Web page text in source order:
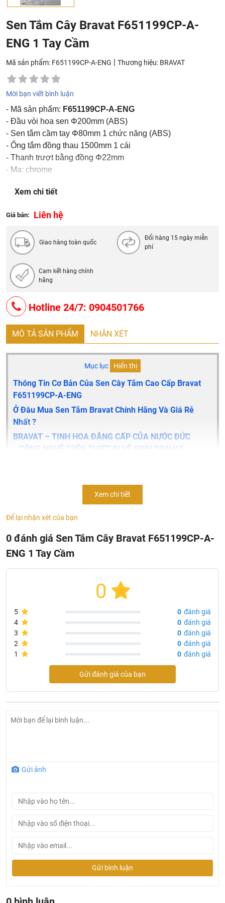
Sen Tắm Cây Bravat F651199CP-A-
ENG 1 Tay Cầm
Mã sản phẩm: F651199CP-A-ENG | Thương hiệu: BRAVAT
Mời bạn viết bình luận
- Mã sản phẩm: F651199CP-A-ENG
- Đầu vòi hoa sen Φ200mm (ABS)
- Sen tắm cầm tay Φ80mm 1 chức năng (ABS)
- Ống tắm đồng thau 1500mm 1 cái
- Thanh trượt bằng đồng Φ22mm
- Mạ: chrome
- Thương hiệu: Bravat
Xem chi tiết
Giá bán: Liên hệ
Giao hàng toàn quốc
Đổi hàng 15 ngày miễn
phí
Cam kết hàng chính
hãng
Hotline 24/7: 0904501766
MÔ TẢ SẢN PHẨM NHẬN XÉT
Mục lục Hiển thị
Thông Tin Cơ Bản Của Sen Cây Tắm Cao Cấp Bravat
F651199CP-A-ENG
Ở Đâu Mua Sen Tắm Bravat Chính Hãng Và Giá Rẻ
Nhất ?
BRAVAT – TINH HOA ĐẲNG CẤP CỦA NƯỚC ĐỨC
CÔNG NGHỆ TRÊN THIẾT BỊ VỆ SINH BRAVAT
- Mã sản phẩm:F651199CP-A-ENG
- Sen tắm cầm tay Φ80mm 1 chức năng (ABS)
- Ống tắm đồng thau 1500mm 1 cái
- Sản xuất tại: Trung Quốc
Khalinguyen.vn là đơn vị cung cấp sản phẩm
Bravat chính thức và chính hãng tại Việt Nam, chúng tôi
Xem chi tiết
Để lại nhận xét của bạn
0 đánh giá Sen Tắm Cây Bravat F651199CP-A-
ENG 1 Tay Cầm
0
5 0 đánh giá
4
0 đánh giá
3
0 đánh giá
2
0 đánh giá
1
0 đánh giá
Gửi đánh giá của bạn
Gửi ảnh
Gửi bình luận